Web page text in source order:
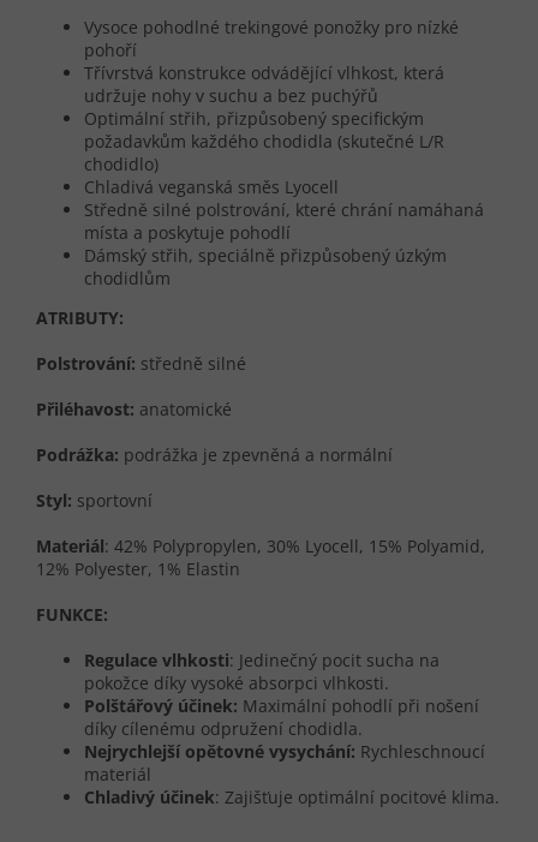
Vysoce pohodlné trekingové ponožky pro nízké
pohoří
Třívrstvá konstrukce odvádějící vlhkost, která
udržuje nohy v suchu a bez puchýřů
Optimální střih, přizpůsobený specifickým
požadavkům každého chodidla (skutečné L/R
chodidlo)
Chladivá veganská směs Lyocell
Středně silné polstrování, které chrání namáhaná
místa a poskytuje pohodlí
Dámský střih, speciálně přizpůsobený úzkým
chodidlům
ATRIBUTY:
Polstrování: středně silné
Přiléhavost: anatomické
Podrážka: podrážka je zpevněná a normální
Styl: sportovní
Materiál: 42% Polypropylen, 30% Lyocell, 15% Polyamid,
12% Polyester, 1% Elastin
FUNKCE:
Regulace vlhkosti: Jedinečný pocit sucha na
pokožce díky vysoké absorpci vlhkosti.
Polštářový účinek: Maximální pohodlí při nošení
díky cílenému odpružení chodidla.
Nejrychlejší opětovné vysychání: Rychleschnoucí
materiál
Chladivý účinek: Zajišťuje optimální pocitové klima.